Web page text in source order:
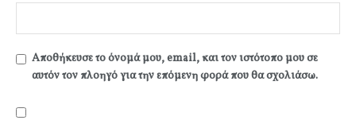
Αποθήκευσε το όνομά μου, email, και τον ιστότοπο μου σε
αυτόν τον πλοηγό για την επόμενη φορά που θα σχολιάσω.